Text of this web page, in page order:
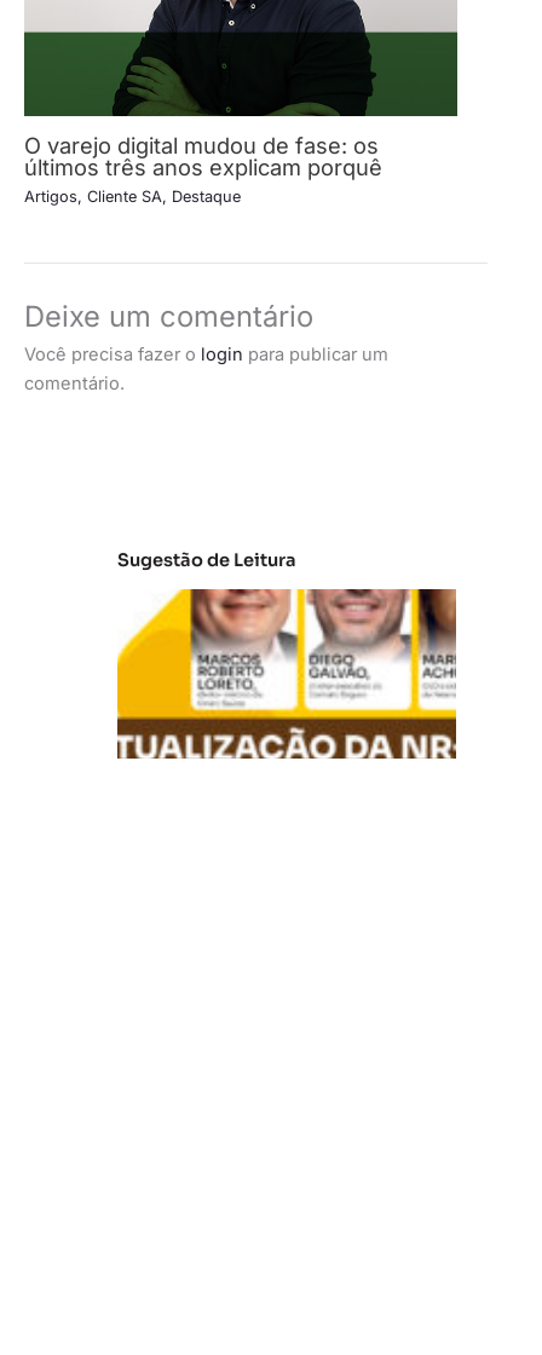
O varejo digital mudou de fase: os
últimos três anos explicam porquê
Artigos, Cliente SA, Destaque
Deixe um comentário
Você precisa fazer o login para publicar um
comentário.
Sugestão de Leitura